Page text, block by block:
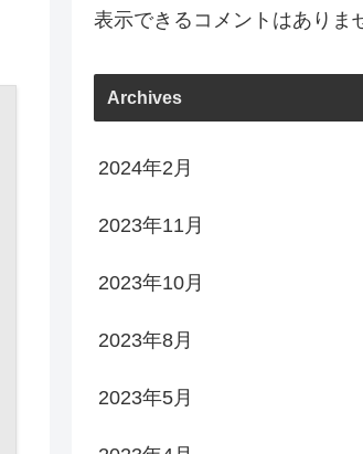
表示できるコメントはありま
Archives
2024年2月
2023年11月
2023年10月
2023年8月
2023年5月